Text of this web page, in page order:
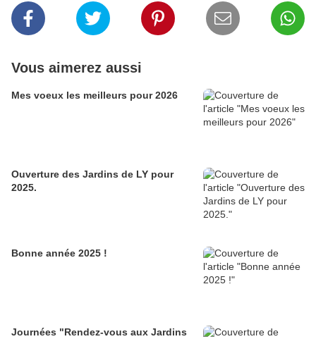
Vous aimerez aussi
Mes voeux les meilleurs pour 2026
Ouverture des Jardins de LY pour
2025.
Bonne année 2025 !
Journées "Rendez-vous aux Jardins